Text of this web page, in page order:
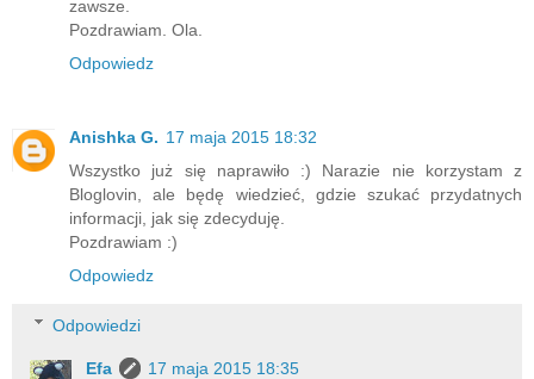
zawsze.
Pozdrawiam. Ola.
Odpowiedz
Anishka G. 17 maja 2015 18:32
Wszystko już się naprawiło :) Narazie nie korzystam z
Bloglovin, ale będę wiedzieć, gdzie szukać przydatnych
informacji, jak się zdecyduję.
Pozdrawiam :)
Odpowiedz
Odpowiedzi
Efa
17 maja 2015 18:35